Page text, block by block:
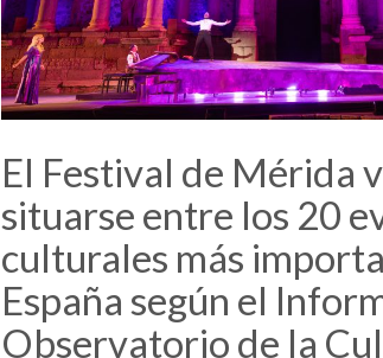
El Festival de Mérida
situarse entre los 20
culturales más
España según el
Observatorio de la